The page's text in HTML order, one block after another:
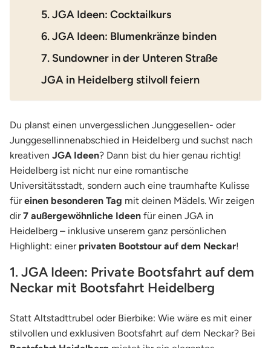
5. JGA Ideen: Cocktailkurs
6. JGA Ideen: Blumenkränze binden
7. Sundowner in der Unteren Straße
JGA in Heidelberg stilvoll feiern
Du planst einen unvergesslichen Junggesellen- oder
Junggesellinnenabschied in Heidelberg und suchst nach
kreativen JGA Ideen? Dann bist du hier genau richtig!
Heidelberg ist nicht nur eine romantische
Universitätsstadt, sondern auch eine traumhafte Kulisse
füreinen besonderen Tag mit deinen Mädels. Wir zeigen
dir7 außergewöhnliche Ideen für einen JGA in
Heidelberg – inklusive unserem ganz persönlichen
Highlight: einer privaten Bootstour auf dem Neckar!
1. JGA Ideen: Private Bootsfahrt auf dem
Neckar mit Bootsfahrt Heidelberg
Statt Altstadttrubel oder Bierbike: Wie wäre es mit einer
stilvollen und exklusiven Bootsfahrt auf dem Neckar? Bei